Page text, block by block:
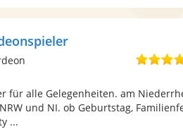
für alle Gelegenheiten. am
und NI. ob Geburtstag,
...